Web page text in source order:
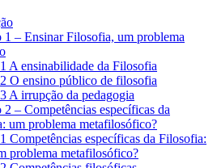
1 – Ensinar Filosofia, um problema
A ensinabilidade da Filosofia
O ensino público de filosofia
A irrupção da pedagogia
– Competências específicas da
um problema metafilosófico?
Competências específicas da Filosofia:
problema metafilosófico?